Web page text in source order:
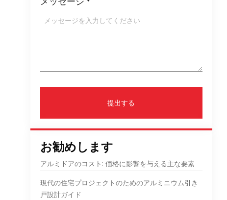
提出する
お勧めします
アルミドアのコスト: 価格に影響を与える主な要素
現代の住宅プロジェクトのためのアルミニウム引き
戸設計ガイド